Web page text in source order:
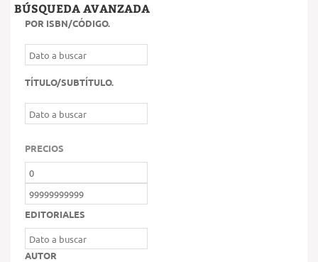
BÚSQUEDA AVANZADA
POR ISBN/CÓDIGO.
TÍTULO/SUBTÍTULO.
PRECIOS
EDITORIALES
AUTOR